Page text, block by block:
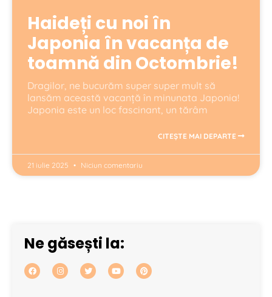
Haideți cu noi în
Japonia în vacanța de
toamnă din Octombrie!
Dragilor, ne bucurăm super super mult să
lansăm această vacanță în minunata Japonia!
Japonia este un loc fascinant, un tărâm
CITEȘTE MAI DEPARTE
21 iulie 2025 Niciun comentariu
Ne găsești la: